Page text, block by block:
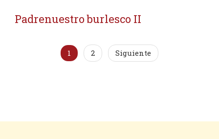
Padrenuestro burlesco II
1 2 Siguiente